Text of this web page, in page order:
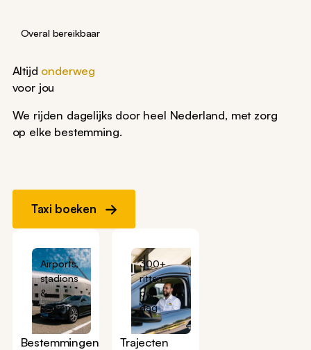
Overal bereikbaar
Altijd onderweg
voor jou
We rijden dagelijks door heel Nederland, met zorg
op elke bestemming.
Taxi boeken
Airports,
stadions
&
parken
Bestemmingen
300+
ritten
per
dag
Trajecten